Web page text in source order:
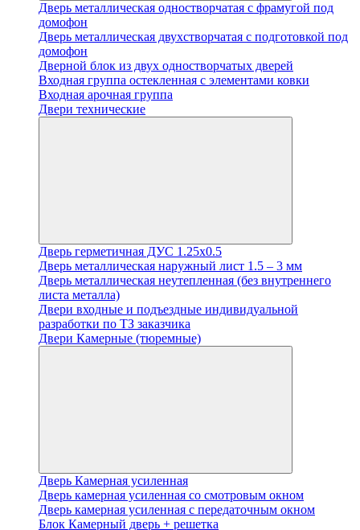
Дверь металлическая одностворчатая с фрамугой под
домофон
Дверь металлическая двухстворчатая с подготовкой под
домофон
Дверной блок из двух одностворчатых дверей
Входная группа остекленная с элементами ковки
Входная арочная группа
Двери технические
Дверь герметичная ДУС 1.25х0.5
Дверь металлическая наружный лист 1.5 – 3 мм
Дверь металлическая неутепленная (без внутреннего
листа металла)
Двери входные и подъездные индивидуальной
разработки по ТЗ заказчика
Двери Камерные (тюремные)
Дверь Камерная усиленная
Дверь камерная усиленная со смотровым окном
Дверь камерная усиленная с передаточным окном
Блок Камерный дверь + решетка